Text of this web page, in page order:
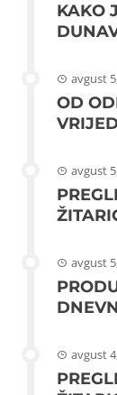
KAKO
avgust
OD
avgust
avgust
avgust